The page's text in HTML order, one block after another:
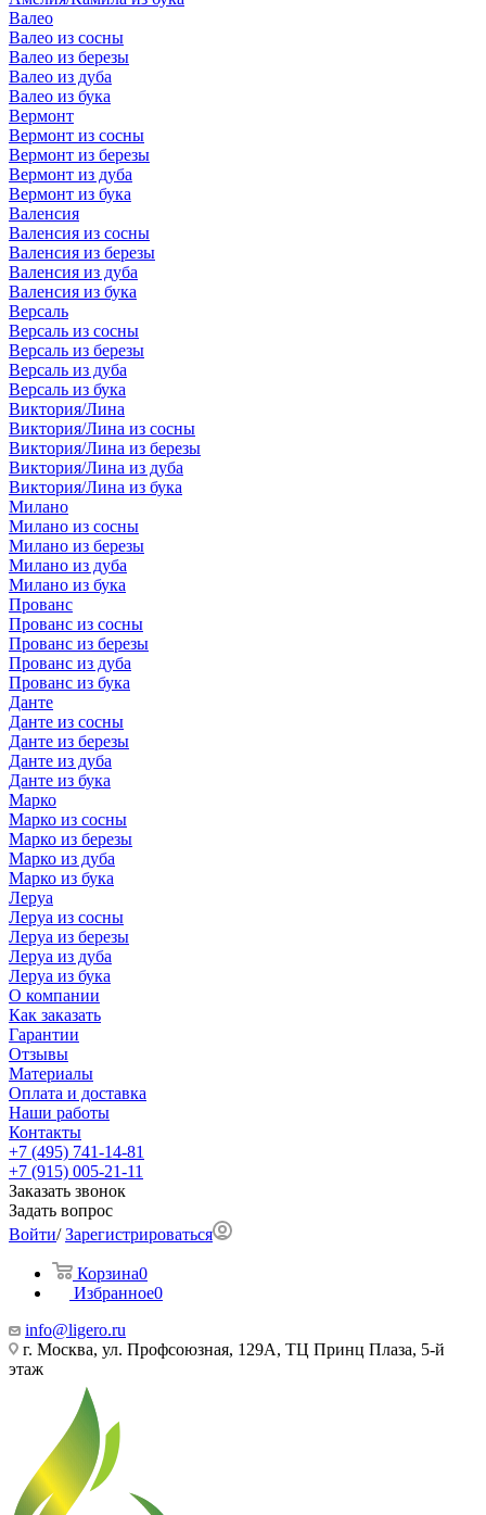
Валео
Валео из сосны
Валео из березы
Валео из дуба
Валео из бука
Вермонт
Вермонт из сосны
Вермонт из березы
Вермонт из дуба
Вермонт из бука
Валенсия
Валенсия из сосны
Валенсия из березы
Валенсия из дуба
Валенсия из бука
Версаль
Версаль из сосны
Версаль из березы
Версаль из дуба
Версаль из бука
Виктория/Лина
Виктория/Лина из сосны
Виктория/Лина из березы
Виктория/Лина из дуба
Виктория/Лина из бука
Милано
Милано из сосны
Милано из березы
Милано из дуба
Милано из бука
Прованс
Прованс из сосны
Прованс из березы
Прованс из дуба
Прованс из бука
Данте
Данте из сосны
Данте из березы
Данте из дуба
Данте из бука
Марко
Марко из сосны
Марко из березы
Марко из дуба
Марко из бука
Леруа
Леруа из сосны
Леруа из березы
Леруа из дуба
Леруа из бука
О компании
Как заказать
Гарантии
Отзывы
Материалы
Оплата и доставка
Наши работы
Контакты
+7 (495) 741-14-81
+7 (915) 005-21-11
Заказать звонок
Задать вопрос
Войти/Зарегистрироваться
Корзина0
Избранное0
info@ligero.ru
г. Москва, ул. Профсоюзная, 129А, ТЦ Принц Плаза, 5-й
этаж